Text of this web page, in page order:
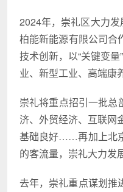
2024年，崇礼区大力
柏能新能源有限公司合
技术创新，以“关键变
业、新型工业、高端康
崇礼将重点招引一批
济、外贸经济、互联网
基础良好……再加上北
的客流量，崇礼大力发
去年，崇礼重点谋划推